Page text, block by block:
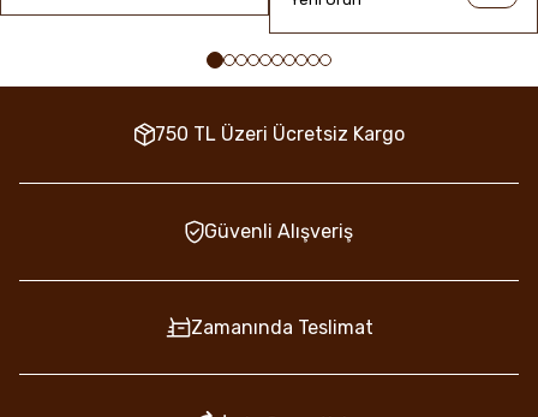
750 TL Üzeri Ücretsiz Kargo
Güvenli Alışveriş
Zamanında Teslimat